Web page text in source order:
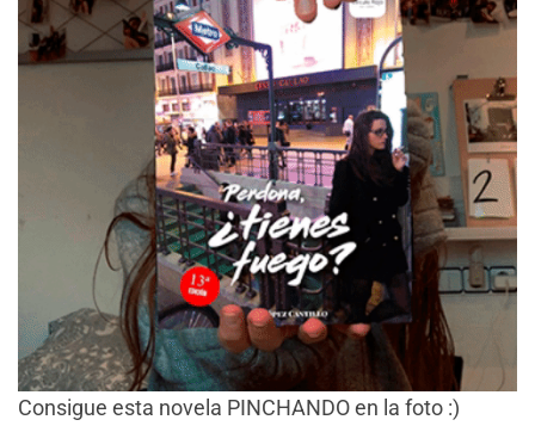
Consigue esta novela PINCHANDO en la foto :)